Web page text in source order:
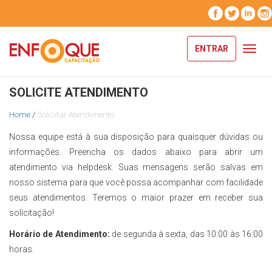
ENTRAR
SOLICITE ATENDIMENTO
Home / Solicitar Atendimento
Nossa equipe está à sua disposição para quaisquer dúvidas ou
informações. Preencha os dados abaixo para abrir um
atendimento via helpdesk. Suas mensagens serão salvas em
nosso sistema para que você possa acompanhar com facilidade
seus atendimentos. Teremos o maior prazer em receber sua
solicitação!
Horário de Atendimento: de segunda à sexta, das 10:00 às 16:00
horas.